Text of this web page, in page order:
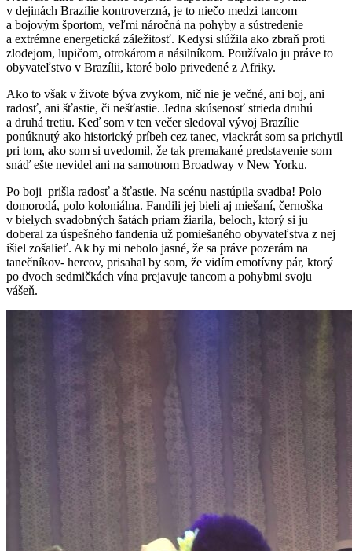
v dejinách Brazílie kontroverzná, je to niečo medzi tancom
a bojovým športom, veľmi náročná na pohyby a sústredenie
a extrémne energetická záležitosť. Kedysi slúžila ako zbraň proti
zlodejom, lupičom, otrokárom a násilníkom. Používalo ju práve to
obyvateľstvo v Brazílii, ktoré bolo privedené z Afriky.
Ako to však v živote býva zvykom, nič nie je večné, ani boj, ani
radosť, ani šťastie, či nešťastie. Jedna skúsenosť strieda druhú
a druhá tretiu. Keď som v ten večer sledoval vývoj Brazílie
ponúknutý ako historický príbeh cez tanec, viackrát som sa prichytil
pri tom, ako som si uvedomil, že tak premakané predstavenie som
snáď ešte nevidel ani na samotnom Broadway v New Yorku.
Po boji prišla radosť a šťastie. Na scénu nastúpila svadba! Polo
domorodá, polo koloniálna. Fandili jej bieli aj miešaní, černoška
v bielych svadobných šatách priam žiarila, beloch, ktorý si ju
doberal za úspešného fandenia už pomiešaného obyvateľstva z nej
išiel zošalieť. Ak by mi nebolo jasné, že sa práve pozerám na
tanečníkov- hercov, prisahal by som, že vidím emotívny pár, ktorý
po dvoch sedmičkách vína prejavuje tancom a pohybmi svoju
vášeň.